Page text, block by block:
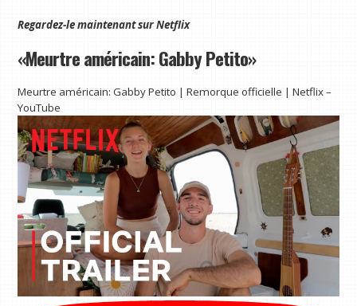
Regardez-le maintenant surNetflix
«Meurtre américain: Gabby Petito»
Meurtre américain: Gabby Petito | Remorque officielle | Netflix –
YouTube